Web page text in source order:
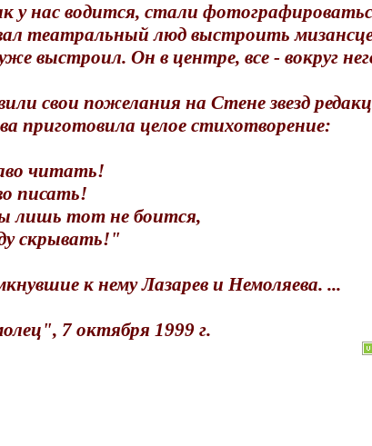
у нас водится, стали
театральный люд выстроить
выстроил. Он в центре, все - вокруг
свои пожелания на Стене звезд
приготовила целое стихотворение:
читать!
писать!
лишь тот не боится,
скрывать!"
к нему Лазарев и Немоляева. ...
7 октября 1999 г.